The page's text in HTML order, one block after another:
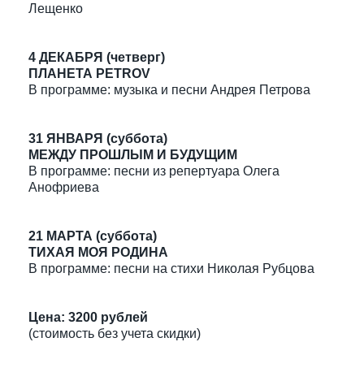
Лещенко
4 ДЕКАБРЯ (четверг)
ПЛАНЕТА PETROV
В программе: музыка и песни Андрея Петрова
31 ЯНВАРЯ (суббота)
МЕЖДУ ПРОШЛЫМ И БУДУЩИМ
В программе: песни из репертуара Олега
Анофриева
21 МАРТА (суббота)
ТИХАЯ МОЯ РОДИНА
В программе: песни на стихи Николая Рубцова
Цена: 3200 рублей
(стоимость без учета скидки)